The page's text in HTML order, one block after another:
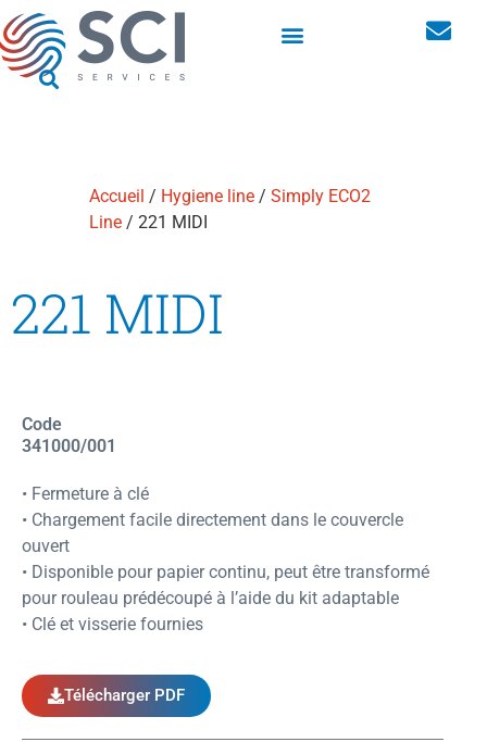
Accueil / Hygiene line/ Simply ECO2
Line/ 221 MIDI
221 MIDI
Code
341000/001
• Fermeture à clé
• Chargement facile directement dans le couvercle
ouvert
• Disponible pour papier continu, peut être transformé
pour rouleau prédécoupé à l’aide du kit adaptable
• Clé et visserie fournies
Télécharger PDF